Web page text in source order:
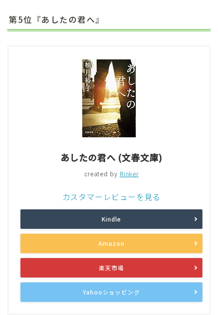
第5位『あしたの君へ』
あしたの君へ (文春文庫)
created by Rinker
カスタマーレビューを見る
Kindle
Amazon
楽天市場
Yahooショッピング